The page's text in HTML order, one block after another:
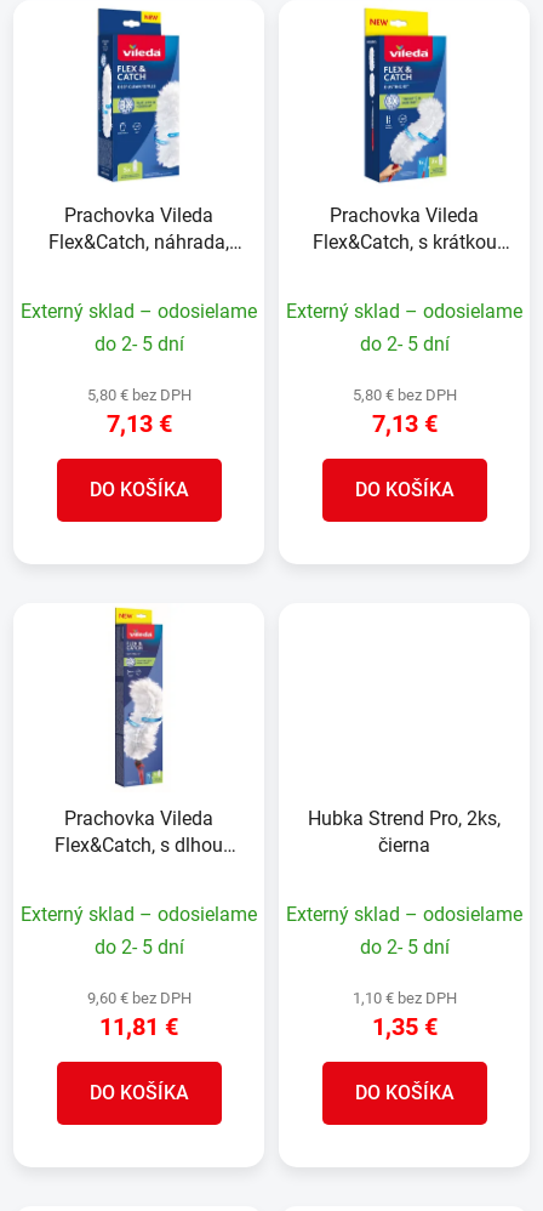
k
Prachovka Vileda
Flex&Catch, náhrada,
Externý sklad – odosielame
do 2- 5 dní
5,80 € bez DPH
7,13 €
DO KOŠÍKA
Prachovka Vileda
Flex&Catch, s krátkou
Externý sklad – odosielame
do 2- 5 dní
5,80 € bez DPH
7,13 €
DO KOŠÍKA
Prachovka Vileda
Flex&Catch, s dlhou
Externý sklad – odosielame
do 2- 5 dní
9,60 € bez DPH
11,81 €
DO KOŠÍKA
Hubka Strend Pro, 2ks,
čierna
Externý sklad – odosielame
do 2- 5 dní
1,10 € bez DPH
1,35 €
DO KOŠÍKA